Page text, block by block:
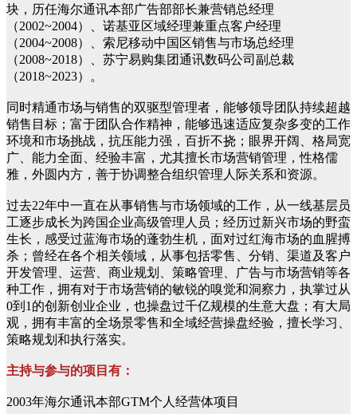
块，历任海尔通讯本部广告部部长兼营销总经理
（2002~2004）、诺基亚区域经理兼重点客户经理
（2004~2008）、索尼移动中国区销售与市场总经理
（2008~2018）、苏宁易购集团通讯数码公司副总裁
（2018~2023）。
同时精通市场与销售的双驱型管理者，能够领导团队持续超越
销售目标；富于团队合作精神，能够迅速适应复杂多变的工作
环境和市场挑战，抗压能力强，百折不挠；眼界开阔、格局宽
广、能力全面、经验丰富，尤其擅长市场营销管理，性格儒
雅，外圆内方，善于协调整合组织管理人际关系和资源。
过去22年中一直在从事销售与市场领域的工作，从一线基层员
工逐步成长为跨国企业高级管理人员；经历过新兴市场的野蛮
生长，感受过蓝海市场的蓬勃生机，面对过红海市场的血腥搏
杀；曾经在各个相关领域，从事包括零售、分销、渠道及客户
开发管理、运营、商业规划、策略管理、广告与市场营销等各
种工作，拥有对于市场营销的敏锐的嗅觉和洞察力，执掌过从
0到1的创新创业企业，也操盘过千亿规模的生意大盘；有大局
观，拥有丰富的全场景零售和全域经营操盘经验，擅长学习、
策略规划和执行落实。
主持与参与的项目有：
2003年海尔通讯本部GTM个人经营体项目